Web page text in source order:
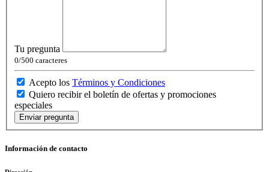
Tu pregunta
0/500 caracteres
Acepto los Términos y Condiciones
Quiero recibir el boletín de ofertas y promociones
especiales
Enviar pregunta
Información de contacto